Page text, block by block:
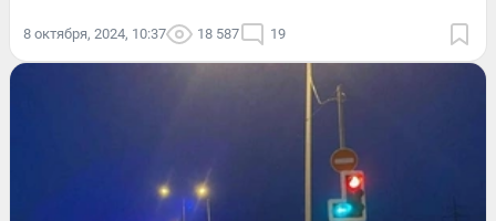
8 октября, 2024, 10:37 18 587 19